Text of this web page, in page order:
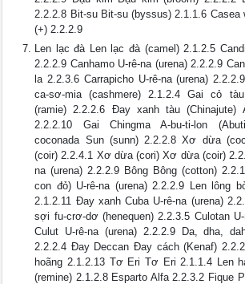
2.2.2.8 Bit-su Bit-su (byssus) 2.1.1.6 Casea
(+) 2.2.2.9
Len lạc đà Len lạc đà (camel) 2.1.2.5
2.2.2.9 Canhamo U-rê-na (urena) 2.2.2.9
la 2.2.3.6 Carrapicho U-rê-na (urena)
ca-sơ-mia (cashmere) 2.1.2.4 Gai cỏ
(ramie) 2.2.2.6 Đay xanh tàu (Chinajute)
2.2.2.10 Gai Chingma A-bu-ti-lon
coconada Sun (sunn) 2.2.2.8 Xơ dừa
(coir) 2.2.4.1 Xơ dừa (cori) Xơ dừa (coir)
na (urena) 2.2.2.9 Bông Bông (cotton)
con đỏ) U-rê-na (urena) 2.2.2.9 Len lông
2.1.2.11 Đay xanh Cuba U-rê-na (urena)
sợi fu-crơ-dơ (henequen) 2.2.3.5 Culotan
Culut U-rê-na (urena) 2.2.2.9 Da, dha,
2.2.2.4 Đay Deccan Đay cách (Kenaf)
hoãng 2.1.2.13 Tơ Eri Tơ Eri 2.1.1.4 Len
(remine) 2.1.2.8 Esparto Alfa 2.2.3.2 Fique